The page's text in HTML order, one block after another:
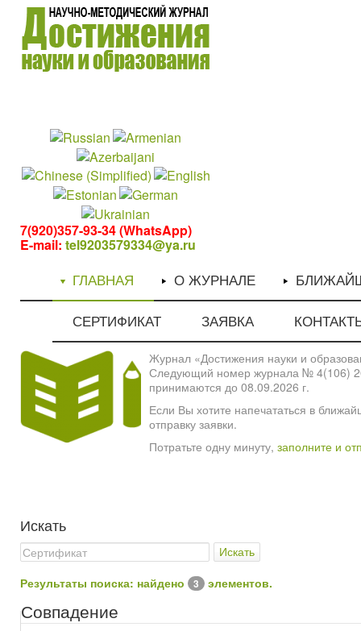
7(920)357-93-34 (WhatsApp)
E-mail: tel9203579334@ya.ru
ГЛАВНАЯ О ЖУРНАЛЕ
СЕРТИФИКАТ ЗАЯВКА
Журнал «Достижения науки и
Следующий номер журнала № 4(106)
принимаются до 08.09.2026 г.
Если Вы хотите напечататься в
отправку заявки.
Потратьте одну минуту, заполните и
Искать
Искать
Результаты поиска: найдено 3 элементов.
Совпадение